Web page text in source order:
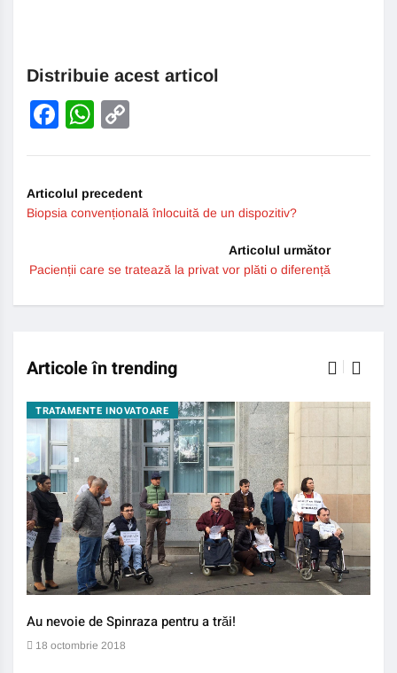
Distribuie acest articol
Facebook
WhatsApp
Articolul precedent
Biopsia convențională înlocuită de un dispozitiv?
Articolul următor
Pacienții care se tratează la privat vor plăti o diferență
Articole în trending
TRATAMENTE INOVATOARE
Au nevoie de Spinraza pentru a trăi!
18 octombrie 2018